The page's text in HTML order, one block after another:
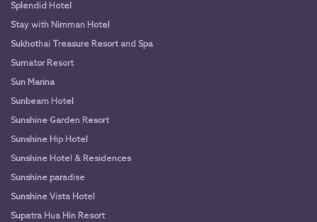
Splendid Hotel
Stay with Nimman Hotel
Sukhothai Treasure Resort and Spa
Sumator Resort
Sun Marina
Sunbeam Hotel
Sunshine Garden Resort
Sunshine Hip Hotel
Sunshine Hotel & Residences
Sunshine paradise
Sunshine Vista Hotel
Supatra Hua Hin Resort